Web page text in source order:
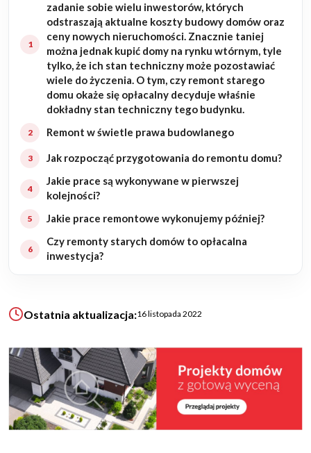
Rezydencje
Rozbudowa
Remonty
Realizacje
Referencje
KALKULATOR BUDOWY
KONAKT
ZAPISZ SIĘ
zadanie sobie wielu inwestorów, których
odstraszają aktualne koszty budowy domów oraz
ceny nowych nieruchomości. Znacznie taniej
można jednak kupić domy na rynku wtórnym, tyle
tylko, że ich stan techniczny może pozostawiać
wiele do życzenia. O tym, czy remont starego
domu okaże się opłacalny decyduje właśnie
dokładny stan techniczny tego budynku.
Remont w świetle prawa budowlanego
Jak rozpocząć przygotowania do remontu domu?
Jakie prace są wykonywane w pierwszej
kolejności?
Jakie prace remontowe wykonujemy później?
Czy remonty starych domów to opłacalna
inwestycja?
Ostatnia aktualizacja:16 listopada 2022